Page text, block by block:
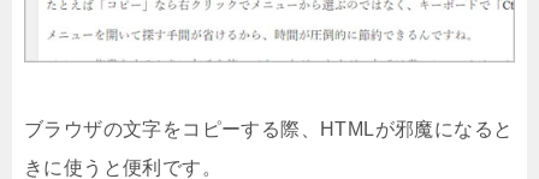
ブラウザの文字をコピーする際、HTMLが邪魔になると
きに使うと便利です。